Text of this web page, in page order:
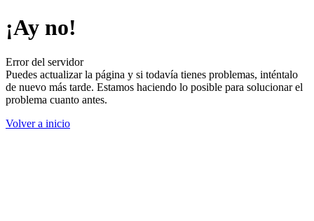
¡Ay no!
Error del servidor
Puedes actualizar la página y si todavía tienes problemas, inténtalo
de nuevo más tarde. Estamos haciendo lo posible para solucionar el
problema cuanto antes.
Volver a inicio